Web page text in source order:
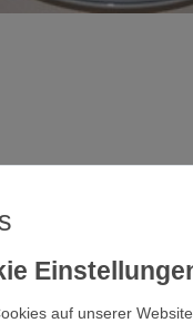
17cm Suppe
auf unserer